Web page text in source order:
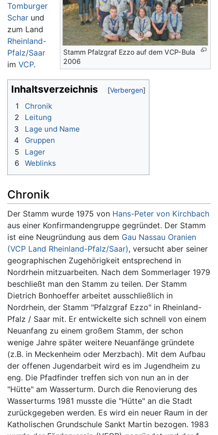
Stamm Pfalzgraf Ezzo auf dem VCP-Bula
2006
Tomburger
Schar und
zum Land
Rheinland-
Pfalz/Saar
im VCP.
Inhaltsverzeichnis
1
Chronik
2
Leitung
3
Lage und Name
4
Gruppen
5
Lager
6
Weblinks
Chronik
Der Stamm wurde 1975 von Hans-Peter von Kirchbach
aus einer Konfirmandengruppe gegründet. Der Stamm
ist eine Neugründung aus dem Gau Nassau Oranien
(VCP Land Rheinland-Pfalz/Saar), versucht aber seiner
geographischen Zugehörigkeit entsprechend in
Nordrhein mitzuarbeiten. Nach dem Sommerlager 1979
beschließt man den Stamm zu teilen. Der Stamm
Dietrich Bonhoeffer arbeitet ausschließlich in
Nordrhein, der Stamm "Pfalzgraf Ezzo" in Rheinland-
Pfalz / Saar mit. Er entwickelte sich schnell von einem
Neuanfang zu einem großem Stamm, der schon
wenige Jahre später weitere Neuanfänge gründete
(z.B. in Meckenheim oder Merzbach). Mit dem Aufbau
der offenen Jugendarbeit wird es im Jugendheim zu
eng. Die Pfadfinder treffen sich von nun an in der
"Hütte" am Wasserturm. Durch die Renovierung des
Wasserturms 1981 musste die "Hütte" an die Stadt
zurückgegeben werden. Es wird ein neuer Raum in der
Katholischen Grundschule Sankt Martin bezogen. 1983